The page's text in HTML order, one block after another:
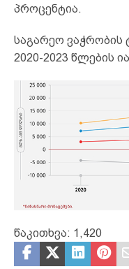
პროცენტია.
საგარეო ვაჭრობის
2020-2023 წლების
წაკითხვა: 1,420